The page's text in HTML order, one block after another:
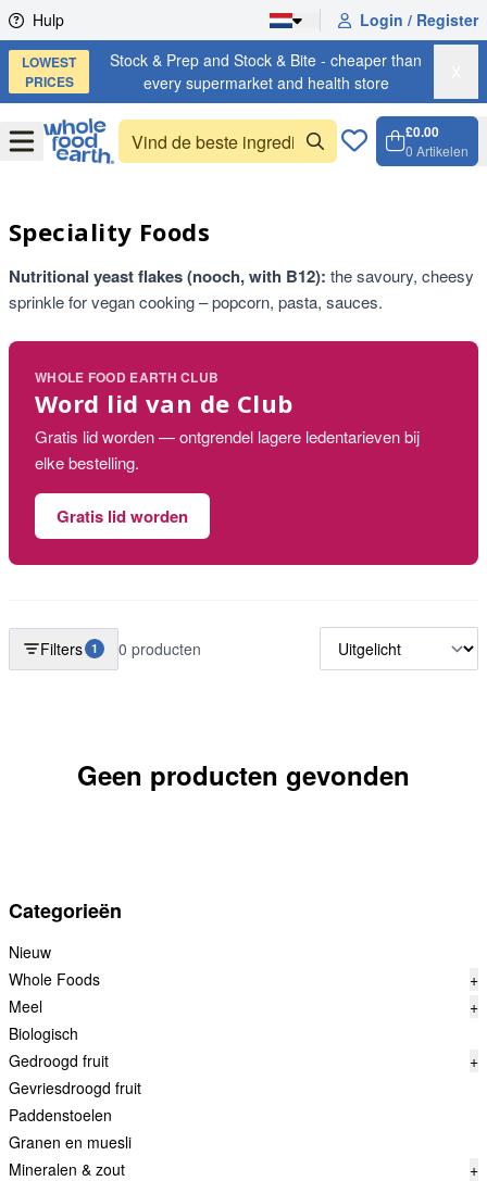
Skip to content
Hulp Login / Register
LOWEST
PRICES
Stock & Prep and Stock & Bite - cheaper than
every supermarket and health store
OpenMenu
£0.00
0 Artikelen
Speciality Foods
Nutritional yeast flakes (nooch, with B12): the savoury, cheesy
sprinkle for vegan cooking – popcorn, pasta, sauces.
WHOLE FOOD EARTH CLUB
Word lid van de Club
Gratis lid worden — ontgrendel lagere ledentarieven bij
elke bestelling.
Gratis lid worden
Categorieën
Nieuw
Whole Foods
+
Meel
+
Biologisch
Gedroogd fruit
+
Gevriesdroogd fruit
Paddenstoelen
Granen en muesli
Mineralen & zout
+
Filters 1 0 producten
Geen producten gevonden